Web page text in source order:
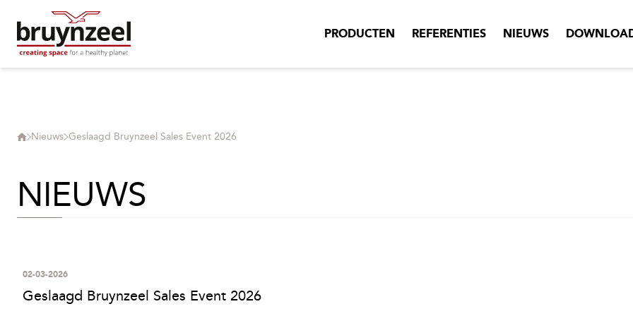
PRODUCTEN REFERENTIES NIEUWS
Nieuws Geslaagd Bruynzeel Sales Event 2026
NIEUWS
Geslaagd Bruynzeel Sales Event 2026
02-03-2026